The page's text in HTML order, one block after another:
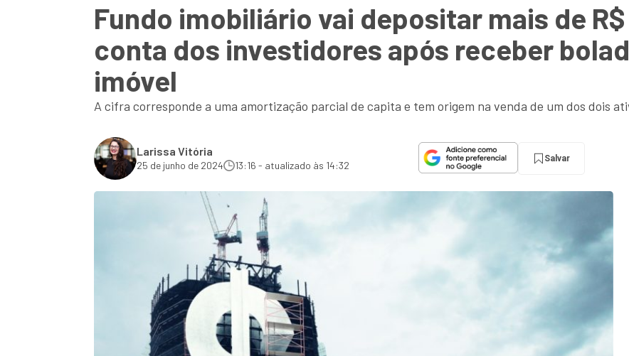
Fundo imobiliário vai depositar mais de
conta dos investidores após receber
imóvel
A cifra corresponde a uma amortização parcial de capita e tem origem na venda de um dos dois
Larissa Vitória
25 de junho de 2024 13:16 - atualizado às 14:32
Salvar